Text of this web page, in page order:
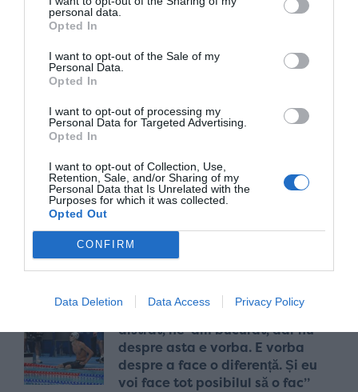
personal data.
Opted In
I want to opt-out of the Sale of my
Personal Data.
Opted In
I want to opt-out of processing my
Personal Data for Targeted Advertising.
Opted In
I want to opt-out of Collection, Use,
Retention, Sale, and/or Sharing of my
Personal Data that Is Unrelated with the
Purposes for which it was collected.
Opted Out
CONFIRM
Data Deletion Data Access Privacy Policy
2018
Abonează-te la newsletter
Cele mai noi
David Popovici: „Ok, ne-am
distrat, ne-am bucurat, dar nu
despre asta e vorba. E vorba
despre a face o diferență. Și eu
voi face tot posibilul să o fac”